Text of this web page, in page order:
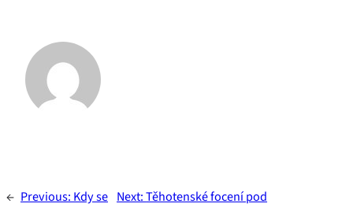
← Previous: Kdy se Next:Těhotenské focení pod